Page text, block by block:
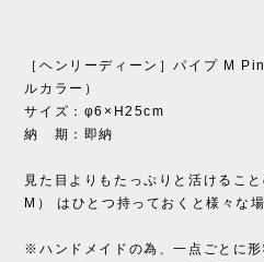
［ヘンリーディーン］パイプ M
ルカラー）
サイズ：φ6×H25cm
納 期：即納
見た目よりもたっぷりと活けるこ
M） はひとつ持っておくと様々な
※ハンドメイドの為、一点ごとに